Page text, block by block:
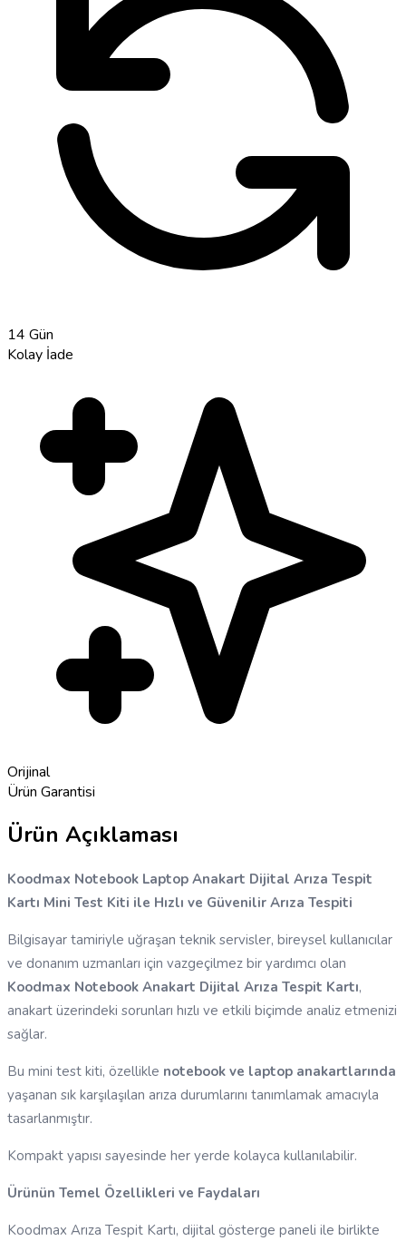
14 Gün
Kolay İade
Orijinal
Ürün Garantisi
Ürün Açıklaması
Koodmax Notebook Laptop Anakart Dijital Arıza Tespit
Kartı Mini Test Kiti ile Hızlı ve Güvenilir Arıza Tespiti
Bilgisayar tamiriyle uğraşan teknik servisler, bireysel kullanıcılar
ve donanım uzmanları için vazgeçilmez bir yardımcı olan
Koodmax Notebook Anakart Dijital Arıza Tespit Kartı,
anakart üzerindeki sorunları hızlı ve etkili biçimde analiz etmenizi
sağlar.
Bu mini test kiti, özellikle notebook ve laptop anakartlarında
yaşanan sık karşılaşılan arıza durumlarını tanımlamak amacıyla
tasarlanmıştır.
Kompakt yapısı sayesinde her yerde kolayca kullanılabilir.
Ürünün Temel Özellikleri ve Faydaları
Koodmax Arıza Tespit Kartı, dijital gösterge paneli ile birlikte